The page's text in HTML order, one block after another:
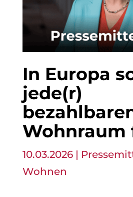
In Europa
jede(r)
Wohnraum
10.03.2026|
Wohnen